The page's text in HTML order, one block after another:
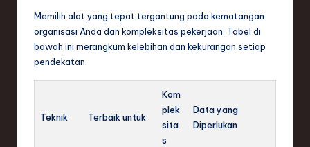
Memilih alat yang tepat tergantung pada kematangan
organisasi Anda dan kompleksitas pekerjaan. Tabel di
bawah ini merangkum kelebihan dan kekurangan setiap
pendekatan.
Teknik Terbaik untuk
Kom
plek
sita
s
Data yang
Diperlukan